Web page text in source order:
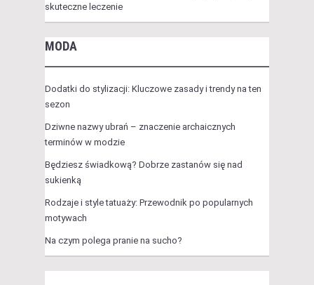
skuteczne leczenie
MODA
Dodatki do stylizacji: Kluczowe zasady i trendy na ten
sezon
Dziwne nazwy ubrań – znaczenie archaicznych
terminów w modzie
Będziesz świadkową? Dobrze zastanów się nad
sukienką
Rodzaje i style tatuaży: Przewodnik po popularnych
motywach
Na czym polega pranie na sucho?